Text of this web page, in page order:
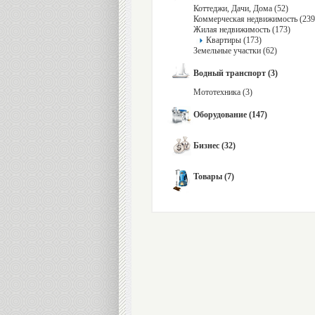
Коттеджи, Дачи, Дома (52)
Коммерческая недвижимость
Жилая недвижимость (173)
Квартиры (173)
Земельные участки (62)
Водный транспорт (3)
Мототехника (3)
Оборудование (147)
Бизнес (32)
Товары (7)